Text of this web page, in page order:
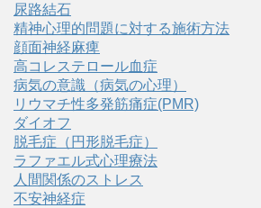
尿路結石
精神心理的問題に対する施術方法
顔面神経麻痺
高コレステロール血症
病気の意識（病気の心理）
リウマチ性多発筋痛症(PMR)
ダイオフ
脱毛症（円形脱毛症）
ラファエル式心理療法
人間関係のストレス
不安神経症